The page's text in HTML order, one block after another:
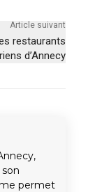
Article suivant
restaurants
d’Annecy
permet